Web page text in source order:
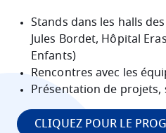
Stands dans les halls
Jules Bordet, Hôpital
Enfants)
Rencontres avec les
Présentation de projets,
CLIQUEZ POUR LE